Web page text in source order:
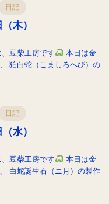
日記
木）
豆柴工房です
本日は金
狛白蛇（こましろへび）の
日記
水）
豆柴工房です
本日は金
白蛇誕生石（ニ月）の製作